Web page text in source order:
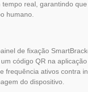
real, garantindo
humano.
de fixação
código QR na
frequência ativos contra
do dispositivo.